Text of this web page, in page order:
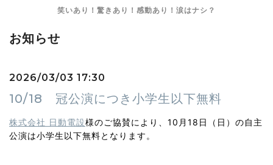
笑いあり！驚きあり！感動あり！涙はナシ？
お知らせ
2026/03/03 17:30
10/18 冠公演につき小学生以下無料
株式会社 日動電設様のご協賛により、10月18日（日）の自主
公演は小学生以下無料となります。